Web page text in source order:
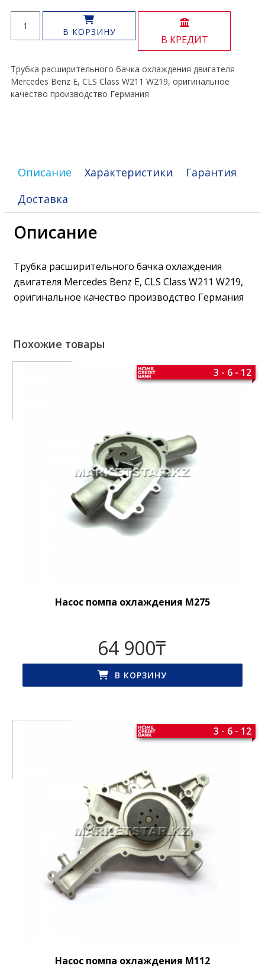
товара
Трубка
бачка
E,
CLS
В КОРЗИНУ
В КРЕДИТ
Трубка расширительного бачка охлаждения двигателя
Mercedes Benz E, CLS Class W211 W219, оригинальное
качество производство Германия
Описание Характеристики
Гарантия
Доставка
Описание
Трубка расширительного бачка охлаждения
двигателя Mercedes Benz E, CLS Class W211 W219,
оригинальное качество производство Германия
Похожие товары
Насос помпа охлаждения M275
3 - 6 - 12
64 900₸
В КОРЗИНУ
Насос помпа охлаждения M112
3 - 6 - 12